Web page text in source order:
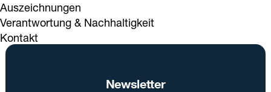
Auszeichnungen
Verantwortung & Nachhaltigkeit
Kontakt
Newsletter